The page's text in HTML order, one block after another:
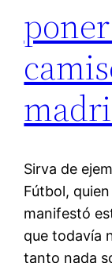
Sirva de
Fútbol,
manifestó
que todavía
tanto nada